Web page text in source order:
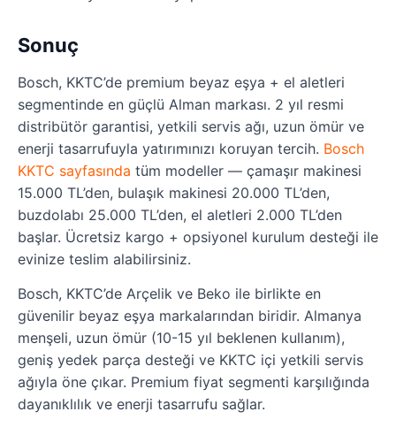
Sonuç
Bosch, KKTC’de premium beyaz eşya + el aletleri
segmentinde en güçlü Alman markası. 2 yıl resmi
distribütör garantisi, yetkili servis ağı, uzun ömür ve
enerji tasarrufuyla yatırımınızı koruyan tercih. Bosch
KKTC sayfasında tüm modeller — çamaşır makinesi
15.000 TL’den, bulaşık makinesi 20.000 TL’den,
buzdolabı 25.000 TL’den, el aletleri 2.000 TL’den
başlar. Ücretsiz kargo + opsiyonel kurulum desteği ile
evinize teslim alabilirsiniz.
Bosch, KKTC’de Arçelik ve Beko ile birlikte en
güvenilir beyaz eşya markalarından biridir. Almanya
menşeli, uzun ömür (10-15 yıl beklenen kullanım),
geniş yedek parça desteği ve KKTC içi yetkili servis
ağıyla öne çıkar. Premium fiyat segmenti karşılığında
dayanıklılık ve enerji tasarrufu sağlar.